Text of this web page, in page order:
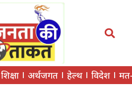
शिक्षा अर्थजगत हेल्थ विदेश